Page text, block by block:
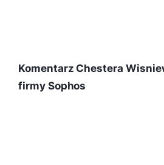
Komentarz Chestera
firmy Sophos